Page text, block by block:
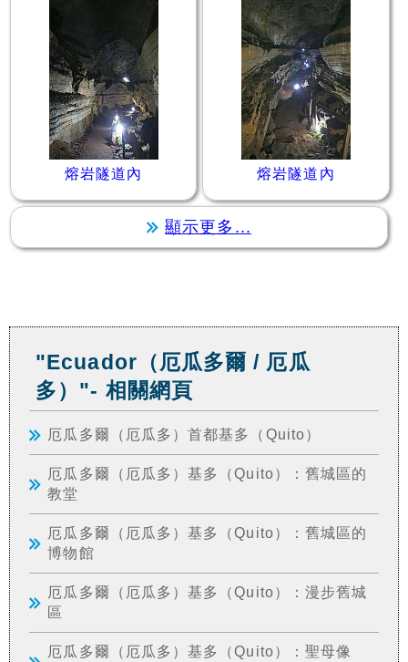
熔岩隧道內 熔岩隧道內
顯示更多...
"Ecuador（厄瓜多爾 / 厄瓜
多）"- 相關網頁
厄瓜多爾（厄瓜多）首都基多（Quito）
厄瓜多爾（厄瓜多）基多（Quito）：舊城區的
教堂
厄瓜多爾（厄瓜多）基多（Quito）：舊城區的
博物館
厄瓜多爾（厄瓜多）基多（Quito）：漫步舊城
區
厄瓜多爾（厄瓜多）基多（Quito）：聖母像